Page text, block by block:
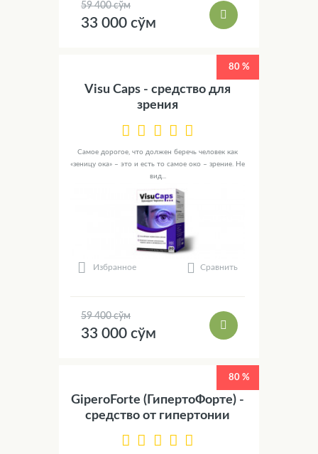
59 400 сўм
33 000 сўм
80 %
Visu Caps - средство для
зрения
Самое дорогое, что должен беречь человек как
«зеницу ока» – это и есть то самое око – зрение. Не
вид...
Избранное Сравнить
59 400 сўм
33 000 сўм
80 %
GiperoForte (ГипертоФорте) -
средство от гипертонии